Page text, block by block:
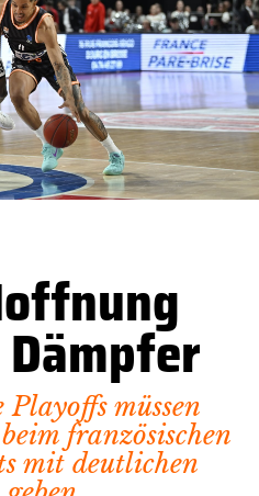
müssen
französischen
mit deutlichen